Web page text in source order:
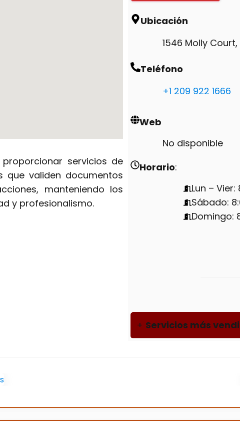
servicios de
que validen documentos
manteniendo los
y profesionalismo.
Ubicación
1546 Molly
Teléfono
+1 209 922 1666
Web
No disponible
Horario:
Lun –
Sábado:
Domingo:
+ Servicios más